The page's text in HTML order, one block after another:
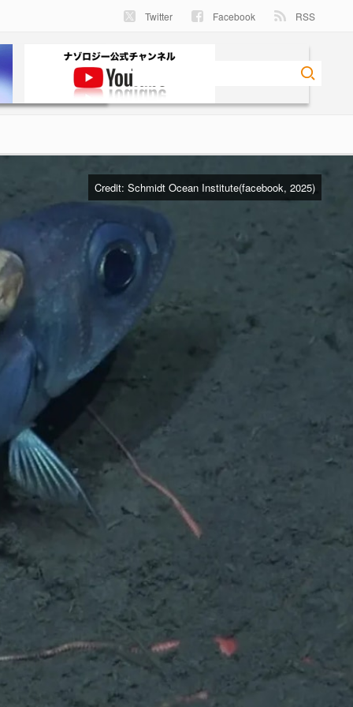
Twitter Facebook RSS
Credit: Schmidt Ocean Institute(facebook, 2025)